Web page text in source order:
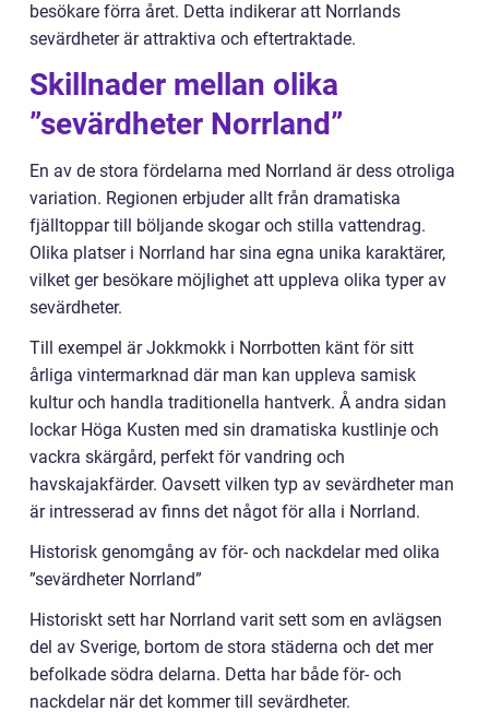
besökare förra året. Detta indikerar att Norrlands
sevärdheter är attraktiva och eftertraktade.
Skillnader mellan olika
”sevärdheter Norrland”
En av de stora fördelarna med Norrland är dess otroliga
variation. Regionen erbjuder allt från dramatiska
fjälltoppar till böljande skogar och stilla vattendrag.
Olika platser i Norrland har sina egna unika karaktärer,
vilket ger besökare möjlighet att uppleva olika typer av
sevärdheter.
Till exempel är Jokkmokk i Norrbotten känt för sitt
årliga vintermarknad där man kan uppleva samisk
kultur och handla traditionella hantverk. Å andra sidan
lockar Höga Kusten med sin dramatiska kustlinje och
vackra skärgård, perfekt för vandring och
havskajakfärder. Oavsett vilken typ av sevärdheter man
är intresserad av finns det något för alla i Norrland.
Historisk genomgång av för- och nackdelar med olika
”sevärdheter Norrland”
Historiskt sett har Norrland varit sett som en avlägsen
del av Sverige, bortom de stora städerna och det mer
befolkade södra delarna. Detta har både för- och
nackdelar när det kommer till sevärdheter.